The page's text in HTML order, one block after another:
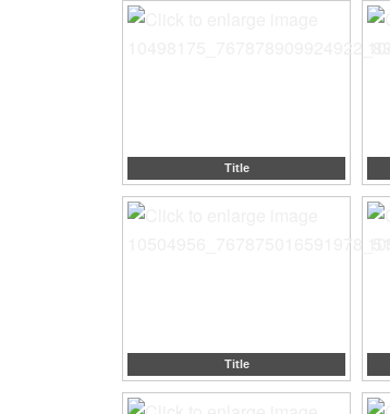
Title
Title